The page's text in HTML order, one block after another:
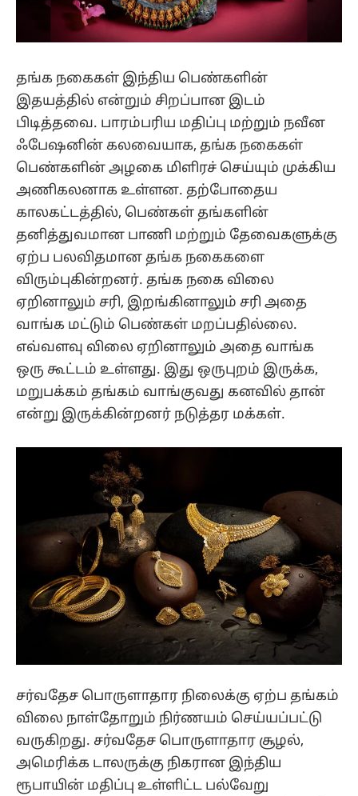
தங்க நகைகள் இந்திய பெண்களின்
இதயத்தில் என்றும் சிறப்பான இடம்
பிடித்தவை. பாரம்பரிய மதிப்பு மற்றும் நவீன
ஃபேஷனின் கலவையாக, தங்க நகைகள்
பெண்களின் அழகை மிளிரச் செய்யும் முக்கிய
அணிகலனாக உள்ளன. தற்போதைய
காலகட்டத்தில், பெண்கள் தங்களின்
தனித்துவமான பாணி மற்றும் தேவைகளுக்கு
ஏற்ப பலவிதமான தங்க நகைகளை
விரும்புகின்றனர். தங்க நகை விலை
ஏறினாலும் சரி, இறங்கினாலும் சரி அதை
வாங்க மட்டும் பெண்கள் மறப்பதில்லை.
எவ்வளவு விலை ஏறினாலும் அதை வாங்க
ஒரு கூட்டம் உள்ளது. இது ஒருபுறம் இருக்க,
மறுபக்கம் தங்கம் வாங்குவது கனவில் தான்
என்று இருக்கின்றனர் நடுத்தர மக்கள்.
சர்வதேச பொருளாதார நிலைக்கு ஏற்ப தங்கம்
விலை நாள்தோறும் நிர்ணயம் செய்யப்பட்டு
வருகிறது. சர்வதேச பொருளாதார சூழல்,
அமெரிக்க டாலருக்கு நிகரான இந்திய
ரூபாயின் மதிப்பு உள்ளிட்ட பல்வேறு